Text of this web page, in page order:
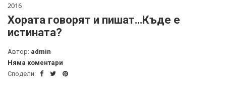
2016
Хората говорят и пишат…Къде е
истината?
Автор: admin
Няма коментари
Сподели: